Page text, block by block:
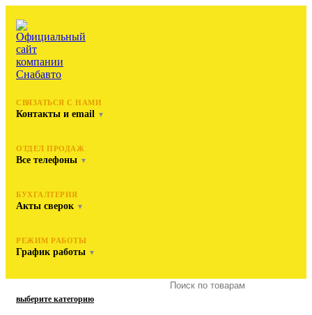
СВЯЗАТЬСЯ С НАМИ
Контакты и email ▼
ОТДЕЛ ПРОДАЖ
Все телефоны ▼
БУХГАЛТЕРИЯ
Акты сверок ▼
РЕЖИМ РАБОТЫ
График работы ▼
выберите категорию